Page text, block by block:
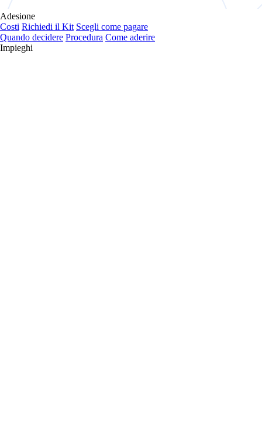
Adesione
Costi Richiedi il Kit Scegli come pagare
Quando decidere Procedura Come aderire
Impieghi